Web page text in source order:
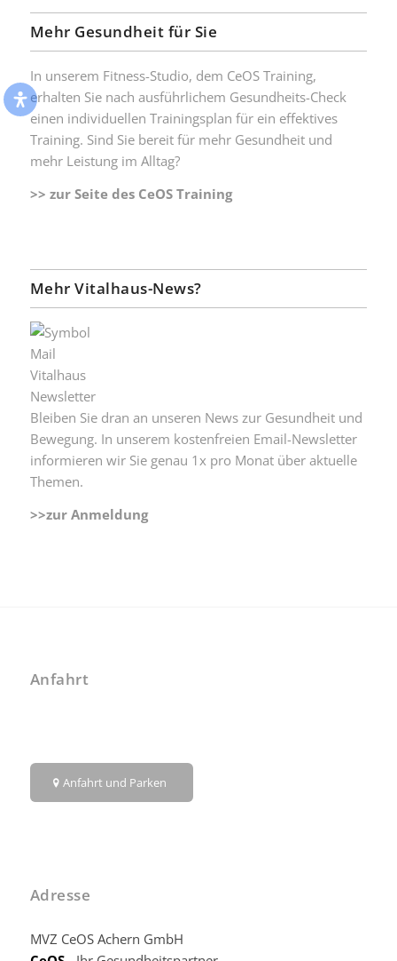
Mehr Gesundheit für Sie
In unserem Fitness-Studio, dem CeOS Training,
erhalten Sie nach ausführlichem Gesundheits-Check
einen individuellen Trainingsplan für ein effektives
Training. Sind Sie bereit für mehr Gesundheit und
mehr Leistung im Alltag?
>> zur Seite des CeOS Training
Mehr Vitalhaus-News?
Bleiben Sie dran an unseren News zur Gesundheit und
Bewegung. In unserem kostenfreien Email-Newsletter
informieren wir Sie genau 1x pro Monat über aktuelle
Themen.
>>zur Anmeldung
Anfahrt
Anfahrt und Parken
Adresse
MVZ CeOS Achern GmbH